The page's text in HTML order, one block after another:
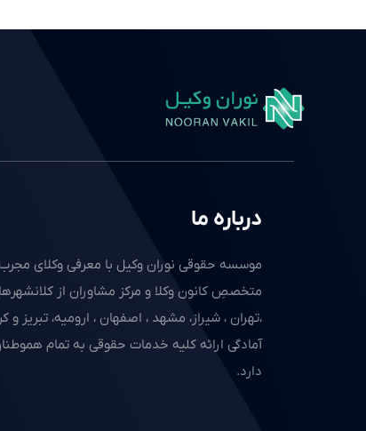
درباره ما
موسسه حقوقی نوران وکیل با معرفی وکلای
متخصصِ کانون وکلا و مرکز مشاوران از
،تهران ، شیراز، مشهد ، اصفهان ، ارومیه، تبریز و
آمادگی ارائه کلیه خدمات حقوقی به تمام
دارد.